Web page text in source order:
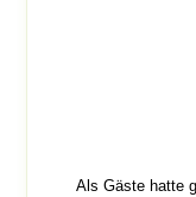
Als Gäste hatte